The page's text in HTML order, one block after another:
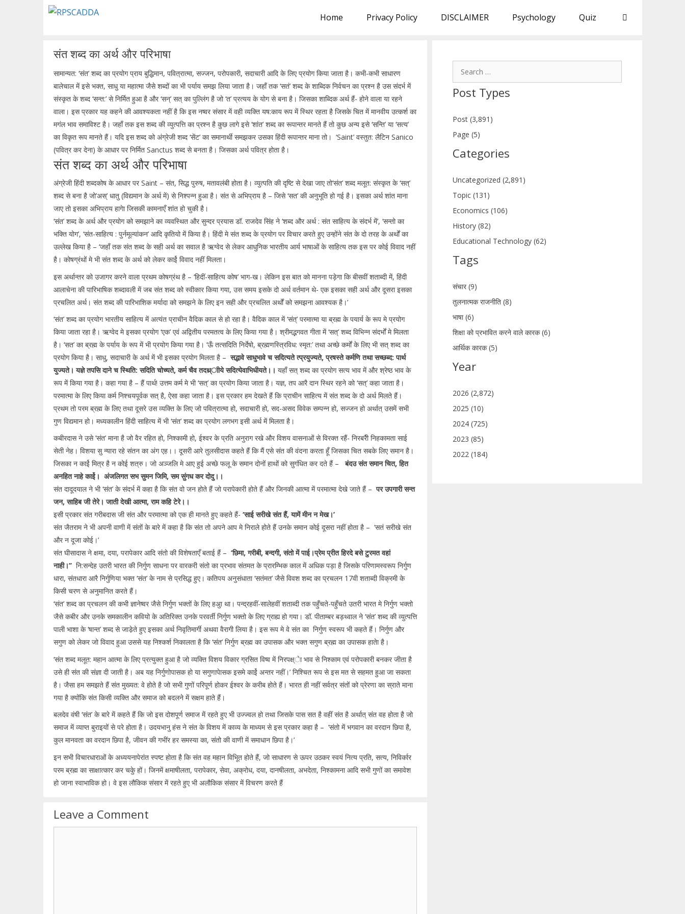
Home Privacy Policy DISCLAIMER Psychology Quiz
संत शब्द का अर्थ और परिभाषा
सामान्यत: ‘संत’ शब्द का प्रयोग प्राय बुद्धिमान, पवित्रात्मा, सज्जन, परोपकारी, सदाचारी आदि के लिए प्रयोग किया जाता है। कभी-कभी साधारण
बालेचाल में इसे भक्त, साधु या महात्मा जैसे शब्दों का भी पर्याय समझ लिया जाता है। जहाँ तक ‘सतं’ शब्द के शाब्दिक निर्वचन का प्रश्न है उस संदर्भ में
संस्कृत के शब्द ‘सन्त:’ से निर्मित हुआ है और ‘सन्’ सत् का पुल्लिंग है जो ‘त’ प्रत्यय के योग से बना है। जिसका शाब्दिक अर्थ हैं- होने वाला या रहने
वाला। इस प्रकार यह कहने की आवश्यकता नहीं है कि इस नष्वर संसार में वही व्यक्ति यष:काय रूप में स्थिर रहता है जिसके चित में मानवीय उत्कर्श का
मगंल भाव समाविश्ट है। जहाँ तक इस शब्द की व्युत्पत्ति का प्रश्न है कुछ लागे इसे ‘शांत’ शब्द का रूपान्तर मानते हैं तो कुछ अन्य इसे ‘सन्ति’ या ‘सत्य’
का विकृत रूप मानते हैं। यदि इस शब्द को अंग्रेजी शब्द ‘सेंट’ का समानार्थी समझकर उसका हिंदी रूपान्तर माना तो। ‘Saint’ वस्तुत: लैटिन Sanico
(पवित्र कर देना) के आधार पर निर्मित Sanctus शब्द से बनता है। जिसका अर्थ पवित्र होता है।
संत शब्द का अर्थ और परिभाषा
अंग्रेजी हिंदी शब्दकोष के आधार पर Saint – संत, सिद्ध पुरुष, मतावलंबी होता है। व्युत्पति की दृष्टि से देखा जाए तो’संत’ शब्द मलूत: संस्कृत के ‘सत्’
शब्द से बना है जो’अस्’ धातु (विद्यमान के अर्थ में) से निश्पन्न हुआ है। संत से अभिप्राय है – जिसे ‘सत’ की अनुभूति हो गई है। इसका अर्थ शांत माना
जाए तो इसका अभिप्राय हागेा जिसकी कामनाएँ शांत हो चुकी है।
‘संत’ शब्द के अर्थ और प्रयोग को समझाने का व्यवस्थित और सुन्दर प्रयास डॉ. राजदेव सिंह ने ‘शब्द और अर्थ : संत साहित्य के संदर्भ में’, ‘सन्तो का
भक्ति योग’, ‘संत-साहित्य : पुर्नमूल्यांकन’ आदि कृतियो में किया है। हिंदी मे संत शब्द के प्रयोग पर विचार करते हुए उन्होंने संत के दो तरह के अर्थों का
उल्लेख किया है – ‘जहाँ तक संत शब्द के सही अर्थ का सवाल है ऋग्वेद से लेकर आधुनिक भारतीय आर्य भाषाओं के साहित्य तक इस पर कोई विवाद नहीं
है। कोषग्रंथों मे भी संत शब्द के अर्थ को लेकर काईे विवाद नहीं मिलता।
इस अर्थान्तर को उजागर करने वाला प्रथम कोषग्रंथ है – ‘हिदीं-साहित्य कोष’ भाग-ख। लेकिन इस बात को मानना पड़ेगा कि बीसवीं शताब्दी में, हिंदी
आलाचेना की पारिभाषिक शब्दावली में जब संत शब्द को स्वीकार किया गया, उस समय इसके दो अर्थ वर्तमान थे- एक इसका सही अर्थ और दूसरा इसका
प्रचलित अर्थ। संत शब्द की पारिभाशिक मर्यादा को समझने के लिए इन सही और प्रचलित अर्थों को समझना आवश्यक है।’
‘संत’ शब्द का प्रयोग भारतीय साहित्य में अत्यंत प्राचीन वैदिक काल से हो रहा है। वैदिक काल में ‘संत्’ परमात्मा या ब्रह्म के पयार्य के रूप मे प्रयोग
किया जाता रहा है। ऋग्वेद मे इसका प्रयोग ‘एक’ एवं अद्वितीय परमतत्व के लिए किया गया है। श्रीमद्भगवत गीता में ‘सत्’ शब्द विभिन्न संदर्भों मे मिलता
है। ‘सत’ का ब्रह्म के पर्याय के रूप में भी प्रयोग किया गया है। ‘ऊँ तत्सदिति निर्देषो, ब्रह्मणस्त्रिविध: स्मृत:’ तथा अच्छे कर्मों के लिए भी सत् शब्द का
प्रयोग किया है। साधु, सदाचारी के अर्थ में भी इसका प्रयोग मिलता है –सद्भावे साधुभावे च सदित्यते त्प्रयुज्यते,प्रषस्ते कर्मणि तथा सच्छब्द: पार्थ
युज्यते।यज्ञे तपसि दाने च स्थिति: सदिति चोच्यते,कर्म चैव तदथ्र्ाीये सदित्येवाभिधीयते।। यहाँ सत् शब्द का प्रयोग सत्य भाव में और श्रेष्ठ भाव के
रूप में किया गया है। कहा गया है – हैं पार्थ! उत्तम कर्म मे भी ‘सत्’ का प्रयोग किया जाता है। यज्ञ, तप आरै दान स्थिर रहने को ‘सत्’ कहा जाता है।
परमात्मा के लिए किया कर्म निश्चयपूर्वक सत् है, ऐसा कहा जाता है। इस प्रकार हम देखते हैं कि प्राचीन साहित्य में संत शब्द के दो अर्थ मिलते हैं।
प्रथम तो परम ब्रह्म के लिए तथा दूसरे उस व्यक्ति के लिए जो पवित्रात्मा हो, सदाचारी हो, सद-असद विवेक सम्पन्न हो, सज्जन हो अर्थात् उसमें सभी
गुण विद्यमान हो। मध्यकालीन हिंदी साहित्य में भी ‘संत’ शब्द का प्रयोग लगभग इसी अर्थ में मिलता है।
कबीरदास ने उसे ’संत’ माना है जो वैर रहित हो, निश्कामी हो, ईश्वर के प्रति अनुराग रखे और विशय वासनाओं से विरक्त रहैं- निरबरैी निहकामता साई
सेती नेह। विशया सु न्यारा रहे संतन का अंग एह।। दूसरी आरे तुलसीदास कहते हैं कि मैं एसे संत की वंदना करता हूँ जिसका चित सबके लिए समान है।
जिसका न काईे मित्र है न कोई शत्रु। जो अञ्जलि मे आए हुई अच्छे फलू के समान दोनों हाथों को सुगंधित कर दते हैं –बंदउ संत समान चित, हित
अनहित नाहे काईे। अंजलिगत सभ सुमन जिमि, सम सुंगध कर दोदु।।
संत दादूदयाल ने भी ‘संत’ के संदर्भ में कहा है कि संत वो जन होते हैं जो परापेकारी होते हैं और जिनकी आत्मा में परमात्मा देखे जाते हैं –पर उपगारी सन्त
जन, साहिब जी तेरे।जाती देखी आत्मा, राम कहि टेरे।।
इसी प्रकार संत गरीबदास जी संत और परमात्मा को एक ही मानते हुए कहते हैं- ‘साई सरीखे संत हैं, यामें मीन न मेख।’
संत जैतराम ने भी अपनी वाणी में संतों के बारे में कहा है कि संत तो अपने आप मे निराले होते हैं उनके समान कोई दूसरा नहीं होता है – ‘सतं सरीखे संत
और न दूजा कोई।’
संत घीसादास ने क्षमा, दया, परापेकार आदि संतो की विशेषताएँ बताई हैं – ‘छिमा, गरीबी, बन्दगी, संतो में पाई।प्रेम प्रीत हिरदे बसे टुरमत वहां
नाही।’’ नि:सन्देह उतरी भारत की निर्गुण साधना पर वारकरी संतो का प्रभाव संतमत के प्रारम्भिक काल में अधिक पड़ा है जिसके परिणामस्वरूप निर्गुण
धारा, संतधारा आरै निर्गुणिया भक्त ‘संत’ के नाम से प्रसिद्ध हुए। कतिपय अनुसंधाता ‘सतंमत’ जैसे विवश शब्द का प्रचलन 17वी शताब्दी विक्रमी के
किसी चरण से अनुमानित करते हैं।
‘संत’ शब्द का प्रचलन की कभी ज्ञानेष्वर जैसे निर्गुण भक्तों के लिए हअुा था। पन्द्रहवीं-सालेहवीं शताब्दी तक पहुँचते-पहुँचते उतरी भारत मे निर्गुण भक्तो
जैसे कबीर और उनके समकालीन कवियो के अतिरिक्त उनके परवर्ती निर्गुण भक्तो के लिए ग्राह्य हो गया। डॉ. पीताम्बर बड़थ्वाल ने ‘संत’ शब्द की व्युत्पत्ति
पाली भाशा के ‘षान्त’ शब्द से जाडे़ते हुए इसका अर्थ निवृतिमार्गी अथवा वैरागी लिया है। इस रूप मे वे संत का निर्गुण स्वरूप भी कहते हैं। निर्गुण और
सगुण को लेकर जो विवाद हुआ उससे यह निश्कर्श निकालता है कि ‘संत’ निर्गुण ब्रह्म का उपासक और भक्त सगुण ब्रह्म का उपासक हातेा है।
‘संत शब्द मलूत: महान आत्मा के लिए प्रत्युक्त हुआ है जो व्यक्ति विशय विकार ग्रसित विष्व में निरपक्ष्ेा भाव से निश्काम एवं परोपकारी बनकर जीता है
उसे ही संत की संज्ञा दी जाती है। अब यह निर्गुणोपासक हो या सगुणापेासक इसमे काईे अन्तर नहीं।’ निश्चित रूप से इस मत से सहमत हुआ जा सकता
है। जैसा हम समझते हैं संत मुख्यत: वे होते है जो सभी गुणों परिपूर्ण होकर ईश्वर के करीब होते हैं। भारत ही नहीं सर्वत्र संतों को प्रेरणा का स्राते माना
गया है क्योंकि संत किसी व्यक्ति और समाज को बदलने में सक्षम हाते हैं।
बलदेव वंषी ‘संत’ के बारे में कहते हैं कि जो इस दोशपूर्ण समाज में रहते हुए भी उज्ज्वल हो तथा जिसके पास सत है वहीं संत है अर्थात् संत वह होता है जो
समाज में व्याप्त बुराइयों से परे होता है। उदयभानु हंस ने संत के विशय में काव्य के माध्यम से इस प्रकार कहा है – ‘संतो में भगवान का वरदान छिपा है,
कुल मानवता का वरदान छिपा है, जीवन की गभींर हर समस्या का, संतो की वाणी में समाधान छिपा है।’
इन सभी विचारधाराओं के अध्ययनापेरांत स्पष्ट होता है कि संत वह महान विभूित होते हैं, जो साधारण से ऊपर उठकर स्वयं नित्य प्रति, सत्य, निविर्कार
परम ब्रह्म का साक्षात्कार कर चकुे हों। जिनमें क्षमाषीलता, परापेकार, सेवा, अक्रोध, दया, दानषीलता, अभदेता, निश्कामना आदि सभी गुणों का समावेश
हो जाना स्वाभाविक हो। वे इस लौकिक संसार में रहते हुए भी अलौकिक संसार में विचरण करते हैं
Leave a Comment
Post Types
Post (3,891)
Page (5)
Categories
Uncategorized (2,891)
Topic (131)
Economics (106)
History (82)
Educational Technology (62)
Tags
संचार (9)
तुलनात्मक राजनीति (8)
भाषा (6)
शिक्षा को प्रभावित करने वाले कारक (6)
आर्थिक कारक (5)
Year
2026 (2,872)
2025 (10)
2024 (725)
2023 (85)
2022 (184)